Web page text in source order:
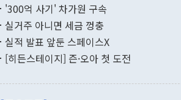
"우리의 선
관은 업무
기록했지만
로 전환됐다.
는 배당수입
'300억 사기' 차가원 구속
실거주 아니면 세금 껑충
실적 발표 앞둔 스페이스X
[히든스테이지] 즌·오아 첫 도전